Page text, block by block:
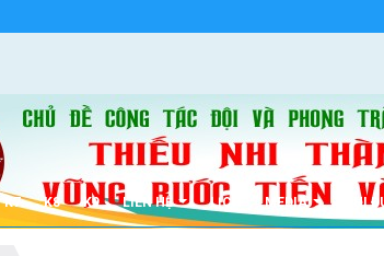
K7 K8 K9 LIÊN HỆ LỊCH MEDIA THI